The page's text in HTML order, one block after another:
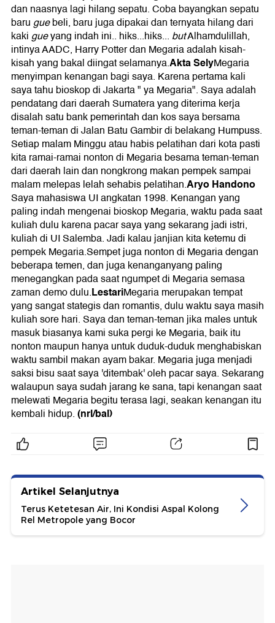
dan naasnya lagi hilang sepatu. Coba bayangkan sepatu
baruguebeli, baru juga dipakai dan ternyata hilang dari
kakigueyang indah ini.. hiks...hiks... butAlhamdulillah,
intinya AADC, Harry Potter dan Megaria adalah kisah-
kisah yang bakal diingat selamanya.Akta SelyMegaria
menyimpan kenangan bagi saya. Karena pertama kali
saya tahu bioskop di Jakarta " ya Megaria". Saya adalah
pendatang dari daerah Sumatera yang diterima kerja
disalah satu bank pemerintah dan kos saya bersama
teman-teman di Jalan Batu Gambir di belakang Humpuss.
Setiap malam Minggu atau habis pelatihan dari kota pasti
kita ramai-ramai nonton di Megaria besama teman-teman
dari daerah lain dan nongkrong makan pempek sampai
malam melepas lelah sehabis pelatihan.Aryo Handono
Saya mahasiswa UI angkatan 1998. Kenangan yang
paling indah mengenai bioskop Megaria, waktu pada saat
kuliah dulu karena pacar saya yang sekarang jadi istri,
kuliah di UI Salemba. Jadi kalau janjian kita ketemu di
pempek Megaria.Sempet juga nonton di Megaria dengan
beberapa temen, dan juga kenanganyang paling
menegangkan pada saat ngumpet di Megaria semasa
zaman demo dulu.LestariMegaria merupakan tempat
yang sangat stategis dan romantis, dulu waktu saya masih
kuliah sore hari. Saya dan teman-teman jika males untuk
masuk biasanya kami suka pergi ke Megaria, baik itu
nonton maupun hanya untuk duduk-duduk menghabiskan
waktu sambil makan ayam bakar. Megaria juga menjadi
saksi bisu saat saya 'ditembak' oleh pacar saya. Sekarang
walaupun saya sudah jarang ke sana, tapi kenangan saat
melewati Megaria begitu terasa lagi, seakan kenangan itu
kembali hidup.(nrl/bal)
Artikel Selanjutnya
Terus Ketetesan Air, Ini Kondisi Aspal Kolong
Rel Metropole yang Bocor